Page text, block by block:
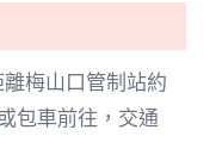
梅山口管制站約
包車前往，交通